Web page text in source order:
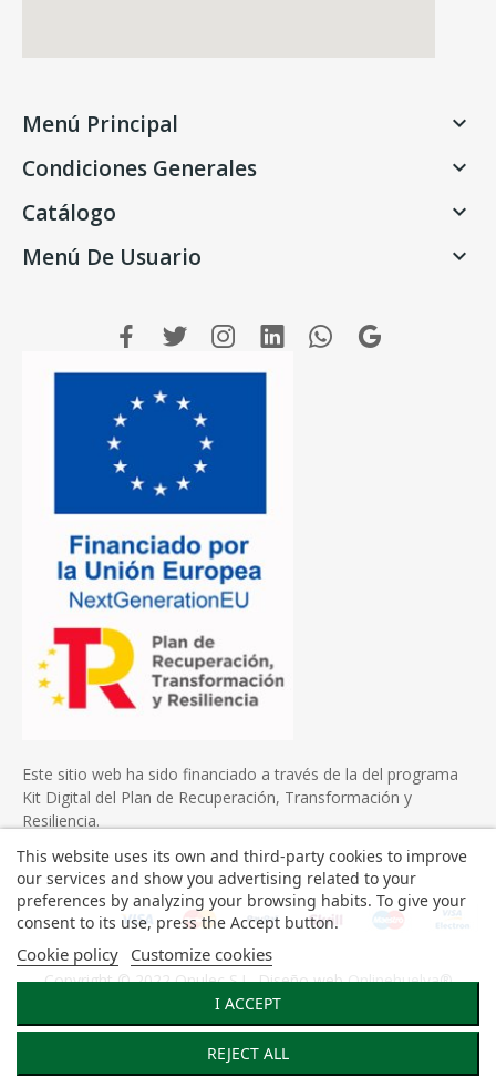
Menú Principal 
Condiciones Generales 
Catálogo 
Menú De Usuario 
Este sitio web ha sido financiado a través de la del programa
Kit Digital del Plan de Recuperación, Transformación y
Resiliencia.
Copyright © 2022 Onulec S.L. Diseño webOnlinehuelva®
This website uses its own and third-party cookies to improve
our services and show you advertising related to your
preferences by analyzing your browsing habits. To give your
consent to its use, press the Accept button.
Cookie policy Customize cookies
REJECT ALL
I ACCEPT